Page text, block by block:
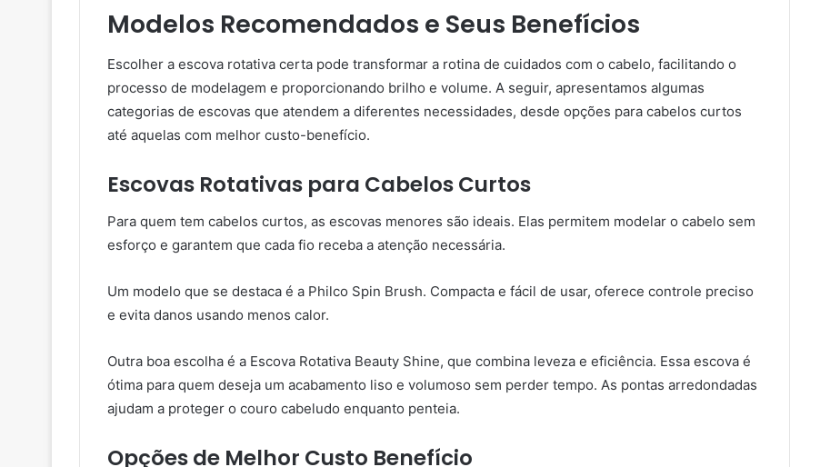
Modelos Recomendados e Seus Benefícios
Escolher a escova rotativa certa pode transformar a rotina de cuidados com o cabelo, facilitando o
processo de modelagem e proporcionando brilho e volume. A seguir, apresentamos algumas
categorias de escovas que atendem a diferentes necessidades, desde opções para cabelos curtos
até aquelas com melhor custo-benefício.
Escovas Rotativas para Cabelos Curtos
Para quem tem cabelos curtos, as escovas menores são ideais. Elas permitem modelar o cabelo sem
esforço e garantem que cada fio receba a atenção necessária.
Um modelo que se destaca é a Philco Spin Brush. Compacta e fácil de usar, oferece controle preciso
e evita danos usando menos calor.
Outra boa escolha é a Escova Rotativa Beauty Shine, que combina leveza e eficiência. Essa escova é
ótima para quem deseja um acabamento liso e volumoso sem perder tempo. As pontas arredondadas
ajudam a proteger o couro cabeludo enquanto penteia.
Opções de Melhor Custo Benefício